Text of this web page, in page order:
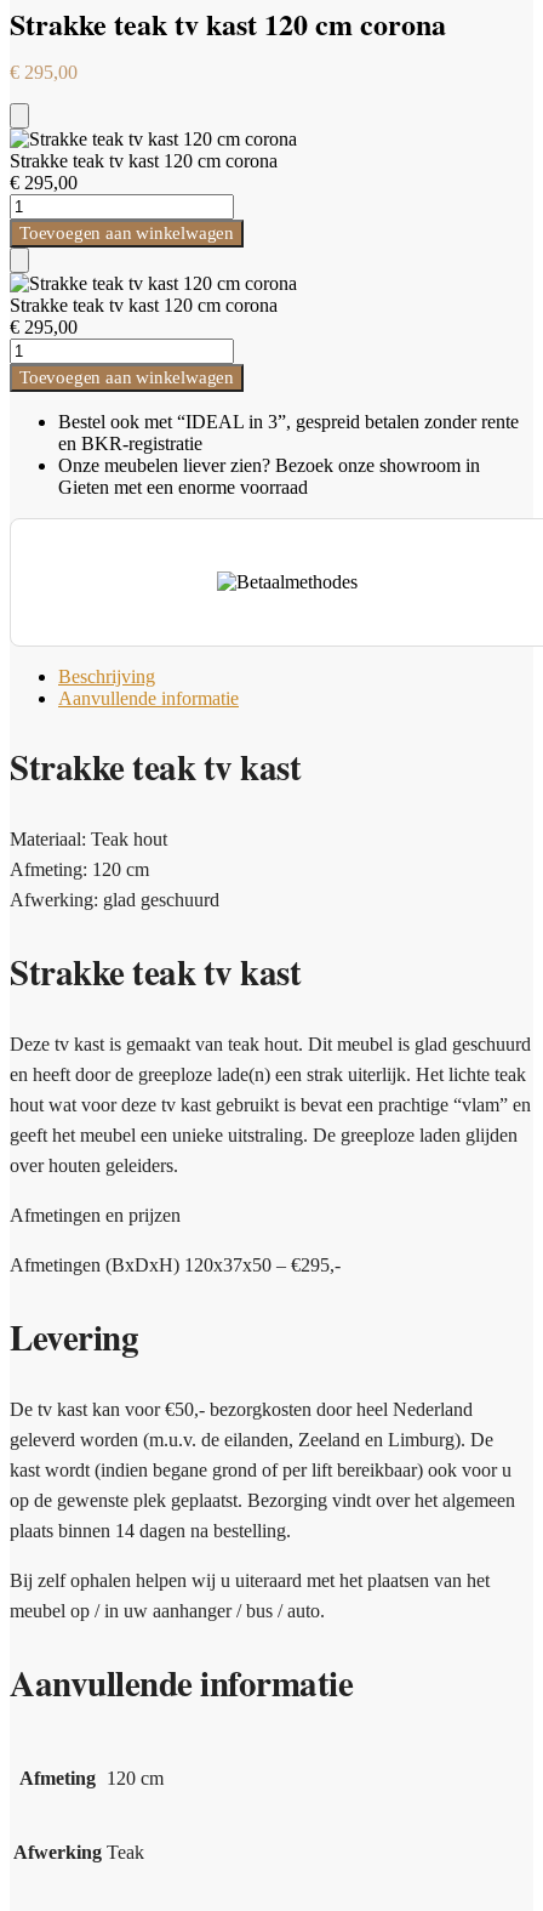
was:
€ 1.450,00.
is:
€ 1.299,00.
Strakke teak tv kast 120 cm corona
€ 295,00
Add
to
Cart
Strakke teak tv kast 120 cm corona
€ 295,00
Strakke
teak
tv
kast
120
cm
corona
aantal
Toevoegen aan winkelwagen
Add
to
Cart
Strakke teak tv kast 120 cm corona
€ 295,00
Strakke
teak
tv
corona
Toevoegen aan winkelwagen
Bestel ook met “IDEAL in 3”, gespreid betalen zonder rente
en BKR-registratie
Onze meubelen liever zien? Bezoek onze showroom in
Gieten met een enorme voorraad
Beschrijving
Aanvullende informatie
Strakke teak tv kast
Materiaal: Teak hout
Afmeting: 120 cm
Afwerking: glad geschuurd
Strakke teak tv kast
Deze tv kast is gemaakt van teak hout. Dit meubel is glad geschuurd
en heeft door de greeploze lade(n) een strak uiterlijk. Het lichte teak
hout wat voor deze tv kast gebruikt is bevat een prachtige “vlam” en
geeft het meubel een unieke uitstraling. De greeploze laden glijden
over houten geleiders.
Afmetingen en prijzen
Afmetingen (BxDxH) 120x37x50 – €295,-
Levering
De tv kast kan voor €50,- bezorgkosten door heel Nederland
geleverd worden (m.u.v. de eilanden, Zeeland en Limburg). De
kast wordt (indien begane grond of per lift bereikbaar) ook voor u
op de gewenste plek geplaatst. Bezorging vindt over het algemeen
plaats binnen 14 dagen na bestelling.
Bij zelf ophalen helpen wij u uiteraard met het plaatsen van het
meubel op / in uw aanhanger / bus / auto.
Aanvullende informatie
Afmeting 120 cm
Afwerking Teak